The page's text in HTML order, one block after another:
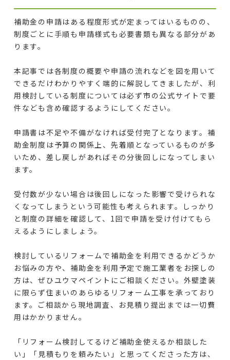
補助金の申請はある程度形式が定まってはいるものの、
制度ごとに手順も申請様式も必要書類も異なる部分があ
ります。
本記事では各制度の概要や申請の流れなどを図を用いて
できるだけわかりやすく端的に解説してきましたが、利
用検討している制度については必ず市の公式サイトで要
件なども含め確認するようにしてください。
申請書は不足や不備がなければ受付完了となります。補
助金制度は予算の関係上、先着順となっているものが多
いため、差し戻しがあればその分後回しになってしまい
ます。
受付数が少ない場合は後回しになった影響で受けられな
くなってしまうという可能性も考えられます。しっかり
と制度の詳細を確認して、1回で申請を受け付けてもら
えるようにしましょう。
検討しているリフォームで補助金を利用できるかどうか
お悩みの方や、補助金を利用予定で施工業者をお探しの
方は、ぜひユウマペイントにご相談ください。外壁塗装
に限らず住まいのあらゆるリフォーム工事を承っており
ます。ご相談から現地調査、お見積り提出までは一切費
用はかかりません。
「リフォーム検討してるけど補助金使えるか相談した
い」「見積もりを頼みたい」と思ってくださった方は、